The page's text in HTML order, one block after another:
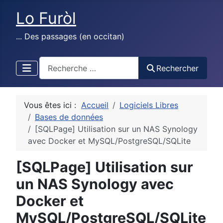
Lo Furòl
... Des passages (en occitan)
Rechercher
Vous êtes ici : Accueil
Logiciels Libres
Bases de données
[SQLPage] Utilisation sur un NAS Synology
avec Docker et MySQL/PostgreSQL/SQLite
[SQLPage] Utilisation sur
un NAS Synology avec
Docker et
MySQL/PostgreSQL/SQLite